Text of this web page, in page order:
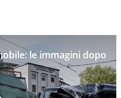
le immagini dopo